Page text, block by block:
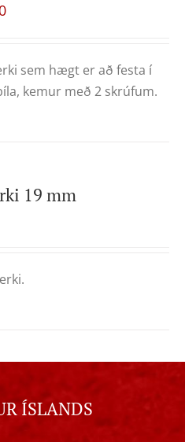
sem hægt er að festa í
kemur með 2 skrúfum.
19 mm
ÍSLANDS